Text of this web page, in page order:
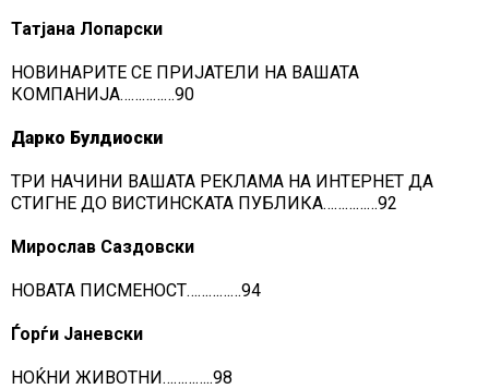
Татјана Лопарски
НОВИНАРИТЕ СЕ ПРИЈАТЕЛИ НА ВАШАТА
КОМПАНИЈА……………90
Дарко Булдиоски
ТРИ НАЧИНИ ВАШАТА РЕКЛАМА НА ИНТЕРНЕТ ДА
СТИГНЕ ДО ВИСТИНСКАТА ПУБЛИКА……………92
Мирослав Саздовски
НОВАТА ПИСМЕНОСТ……………94
Ѓорѓи Јаневски
НОЌНИ ЖИВОТНИ…………..98